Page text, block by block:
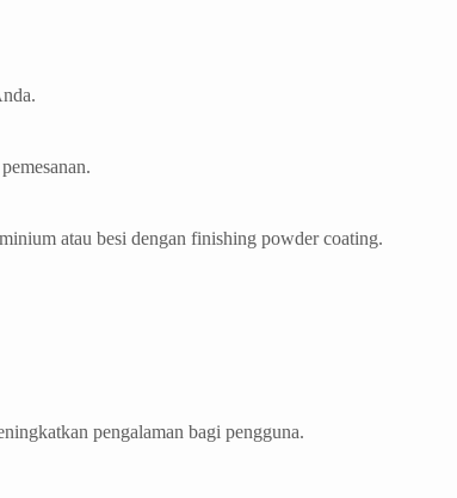
atau besi dengan finishing powder coating.
pengalaman bagi pengguna.